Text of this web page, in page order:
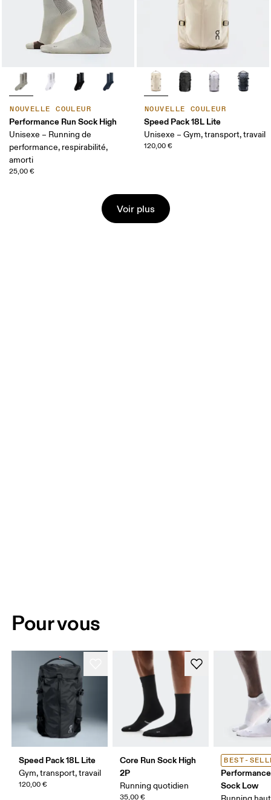
NOUVELLE COULEUR
Performance Run Sock High
Unisexe – Running de
performance, respirabilité,
amorti
25,00 €
NOUVELLE COULEUR
Speed Pack 18L Lite
Unisexe – Gym, transport, travail
120,00 €
Voir plus
Pour vous
Speed Pack 18L Lite
Gym, transport, travail
120,00 €
Core Run Sock High
2P
Running quotidien
35,00 €
BEST-
Sock Low